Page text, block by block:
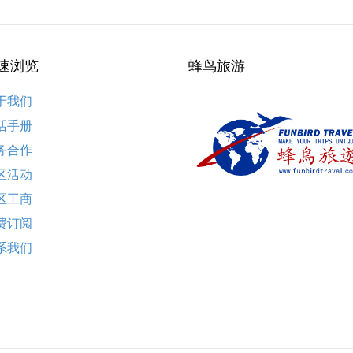
浏览
我们
手册
合作
活动
工商
订阅
我们
蜂鸟旅游